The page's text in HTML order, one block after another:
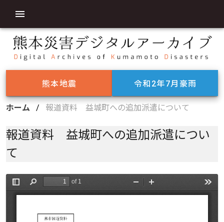
熊本地震 令和2年7月豪雨
ホーム / 報道資料 益城町への追加派遣について
報道資料 益城町への追加派遣につい
て